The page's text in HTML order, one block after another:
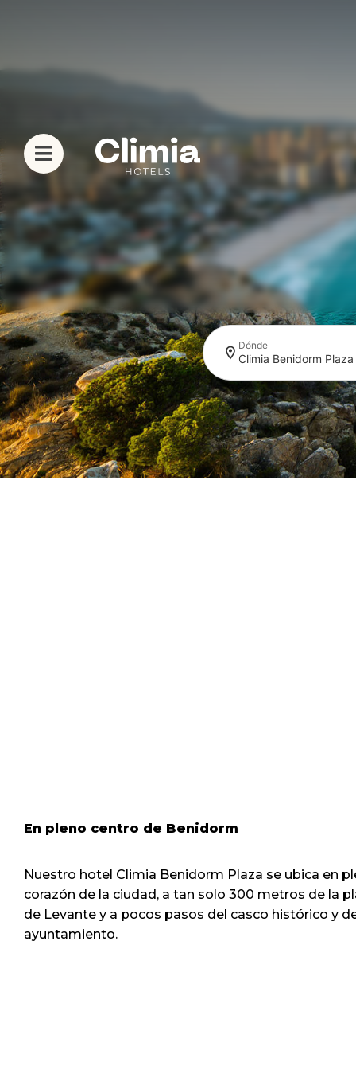
Dónde
Climia Benidorm Plaza
En pleno centro de Benidorm
Nuestro hotel Climia Benidorm Plaza se ubica en
corazón de la ciudad, a tan solo 300 metros de la
de Levante y a pocos pasos del casco histórico y
ayuntamiento.